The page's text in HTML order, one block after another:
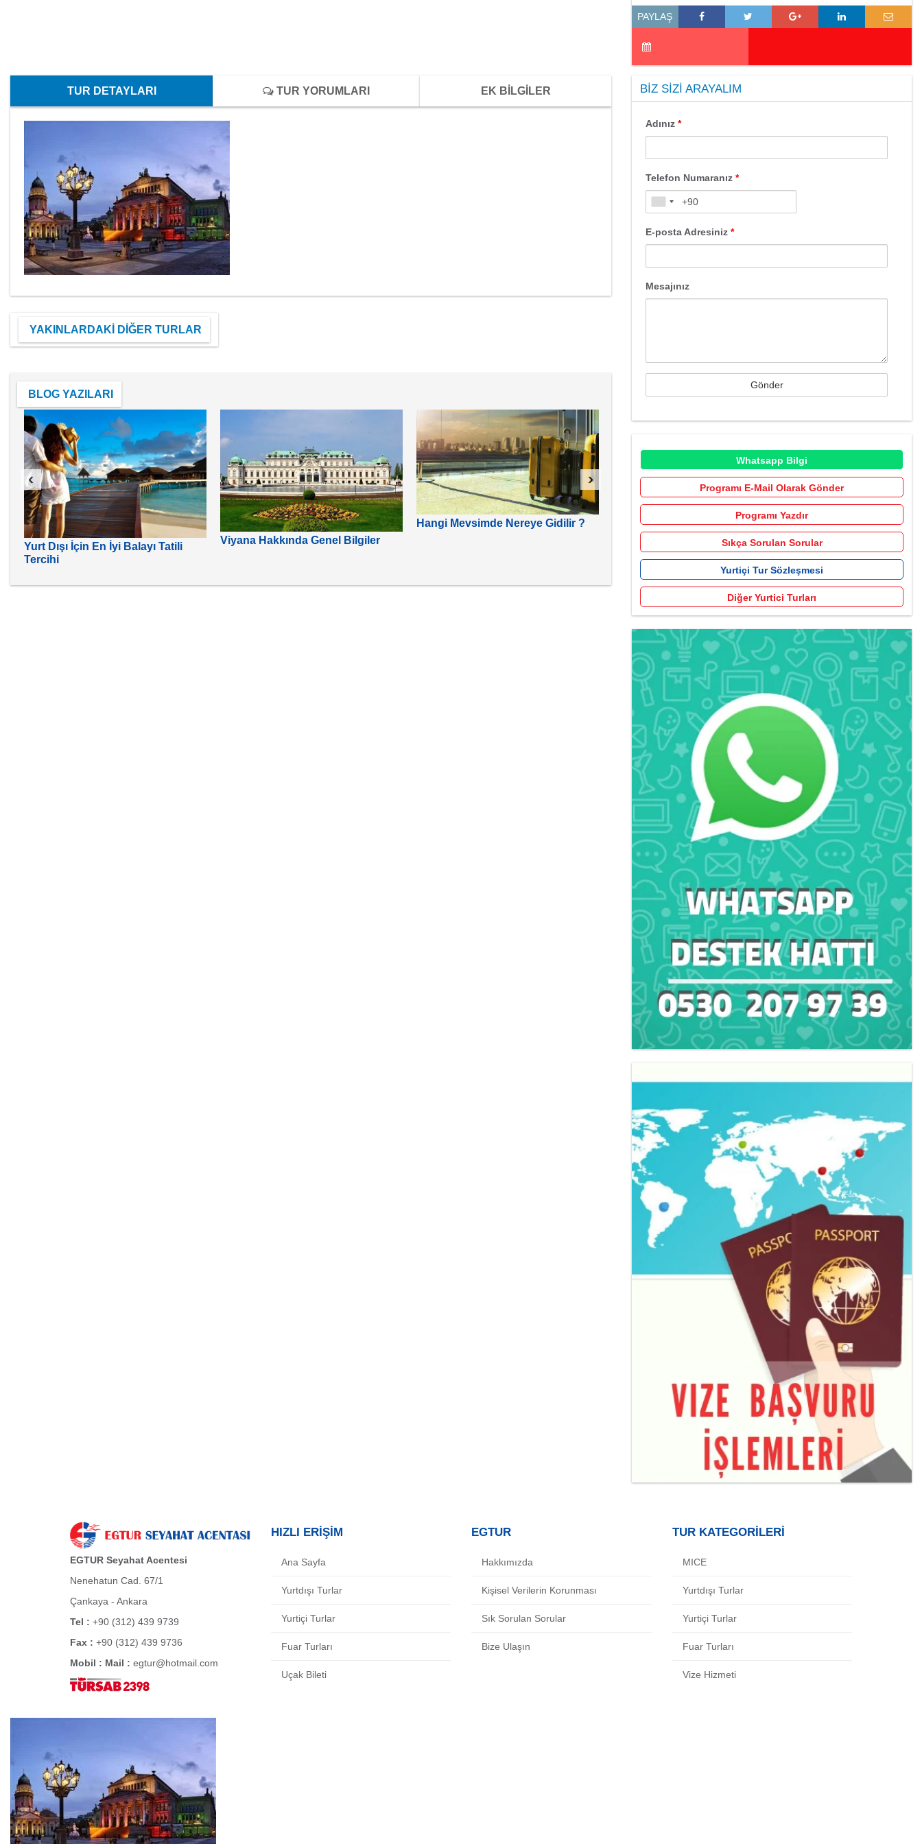
PAYLAŞ
TUR DETAYLARI TUR YORUMLARI EK BİLGİLER
YAKINLARDAKİ DİĞER TURLAR
BLOG YAZILARI
Yurt Dışı İçin En İyi Balayı Tatili
Tercihi
Viyana Hakkında Genel Bilgiler
Hangi Mevsimde Nereye Gidilir ?
‹ ›
BIZ SIZI ARAYALIM
Adınız *
Telefon Numaranız *
E-posta Adresiniz *
Mesajınız
Whatsapp Bilgi
Programı E-Mail Olarak Gönder
Programı Yazdır
Sıkça Sorulan Sorular
Yurtiçi Tur Sözleşmesi
Diğer Yurtici Turları
EGTUR Seyahat Acentesi
Nenehatun Cad. 67/1
Çankaya - Ankara
Tel : +90 (312) 439 9739
Fax : +90 (312) 439 9736
Mobil : Mail : egtur@hotmail.com
HIZLI ERİŞİM
Ana Sayfa
Yurtdışı Turlar
Yurtiçi Turlar
Fuar Turları
Uçak Bileti
EGTUR
Hakkımızda
Kişisel Verilerin Korunması
Sık Sorulan Sorular
Bize Ulaşın
TUR KATEGORİLERİ
MICE
Yurtdışı Turlar
Yurtiçi Turlar
Fuar Turları
Vize Hizmeti